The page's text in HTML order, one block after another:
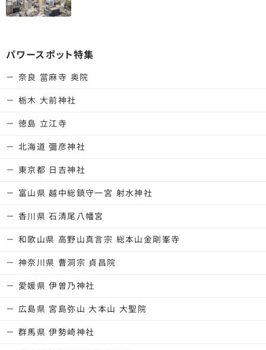
パワースポット特集
奈良 當麻寺 奥院
栃木 大前神社
徳島 立江寺
北海道 彌彦神社
東京都 日吉神社
富山県 越中総鎮守一宮 射水神社
香川県 石清尾八幡宮
和歌山県 高野山真言宗 総本山金剛峯寺
神奈川県 曹洞宗 貞昌院
愛媛県 伊曽乃神社
広島県 宮島弥山 大本山 大聖院
群馬県 伊勢崎神社